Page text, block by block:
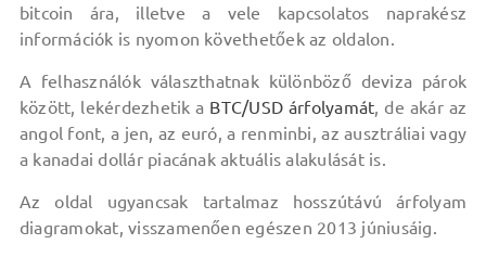
bitcoin ára, illetve a vele kapcsolatos naprakész
információk is nyomon követhetőek az oldalon.
A felhasználók választhatnak különböző deviza párok
között, lekérdezhetik a BTC/USD árfolyamát, de akár az
angol font, a jen, az euró, a renminbi, az ausztráliai vagy
a kanadai dollár piacának aktuális alakulását is.
Az oldal ugyancsak tartalmaz hosszútávú árfolyam
diagramokat, visszamenően egészen 2013 júniusáig.